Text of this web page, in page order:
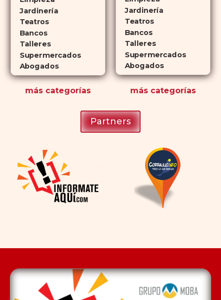
atractiva para quienes no desean
planificar sus actividades
románticas con antelación.
Jardinería
Teatros
Bancos
Talleres
Supermercados
Abogados
más categorías
Jardinería
Teatros
Bancos
Talleres
Supermercados
Abogados
máscategorías
Partners